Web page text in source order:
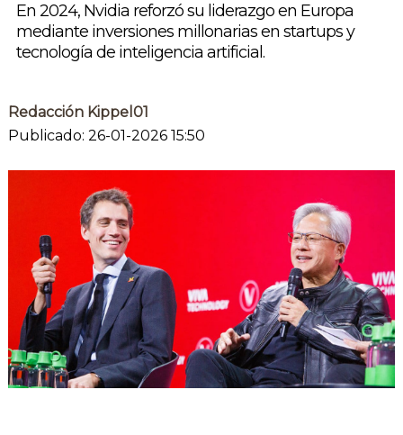
En 2024, Nvidia reforzó su liderazgo en Europa
mediante inversiones millonarias en startups y
tecnología de inteligencia artificial.
Redacción Kippel01
Publicado: 26-01-2026 15:50